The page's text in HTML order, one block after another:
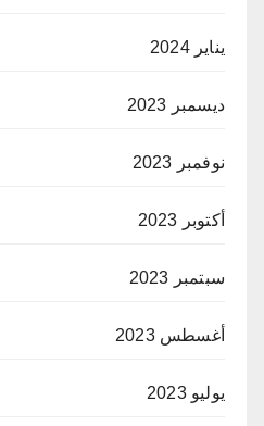
يناير 2024
ديسمبر 2023
نوفمبر 2023
أكتوبر 2023
سبتمبر 2023
أغسطس 2023
يوليو 2023